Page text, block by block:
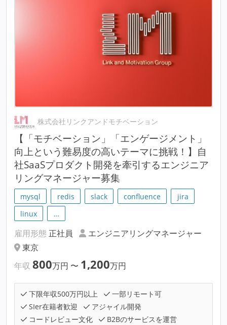
株式会社リンクアンドモチベーション
【「モチベーション」「エンゲージメント」
向上という難易度の高いテーマに挑戦！】自
社SaaSプロダクト開発を牽引するエンジニア
リングマネージャー募集
mysql redis slack confluence
jira
linux
…
雇用形態 正社員
エンジニアリングマネージャー
東京
年収 800万円 〜 1,200万円
下限年収500万円以上
一部リモート可
SIer在籍者歓迎
アジャイル開発
コードレビュー文化
B2Bのサービスを運営